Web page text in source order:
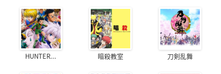
HUNTER... 暗殺教室 刀剣乱舞